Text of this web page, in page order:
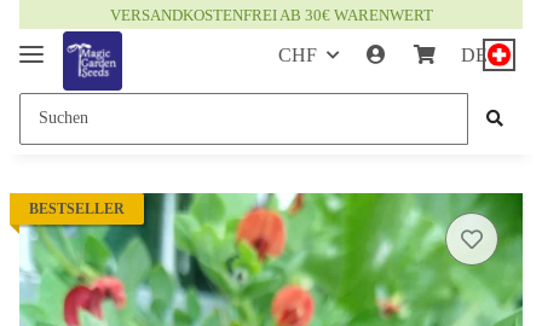
VERSANDKOSTENFREI AB 30€ WARENWERT
CHF DE
BESTSELLER